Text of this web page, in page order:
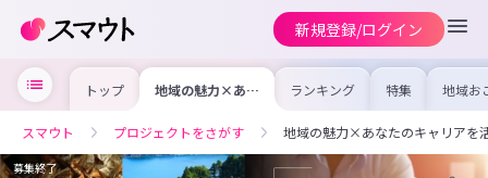
新規登録/ログイン
トップ 地域の魅力×あな
たのキャリアを活
ブランド戦略プラ
ンナー」を募集し
ます！
ランキング 特集 地域お
の求
を集め
事内容
を比較
合った
けよう
スマウト プロジェクトをさがす 地域の魅力×あなたのキャリアを
募集終了